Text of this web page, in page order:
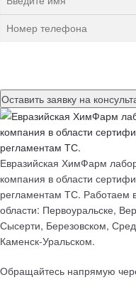
Евразийская ХимФарм
компания в области
регламентам ТС. Работаем
области: Первоуральске,
Сысерти, Березовском,
Каменск-Уральском.
Обращайтесь напрямую